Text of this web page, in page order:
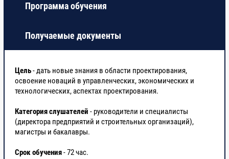
Программа обучения
Получаемые документы
Цель- дать новые знания в области проектирования,
освоение новаций в управленческих, экономических и
технологических, аспектах проектирования.
Категория слушателей - руководители и специалисты
(директора предприятий и строительных организаций),
магистры и бакалавры.
Срок обучения- 72 час.